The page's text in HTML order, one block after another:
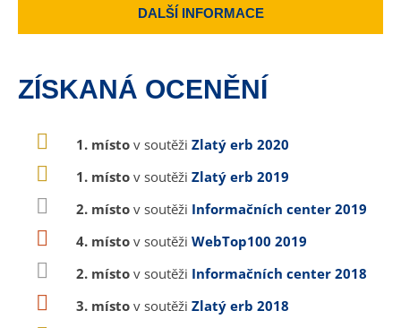
DALŠÍ INFORMACE
ZÍSKANÁ OCENĚNÍ
1. místo v soutěži Zlatý erb 2020
1. místo v soutěži Zlatý erb 2019
2. místo v soutěži Informačních center 2019
4. místo v soutěži WebTop100 2019
2. místo v soutěži Informačních center 2018
3. místo v soutěži Zlatý erb 2018